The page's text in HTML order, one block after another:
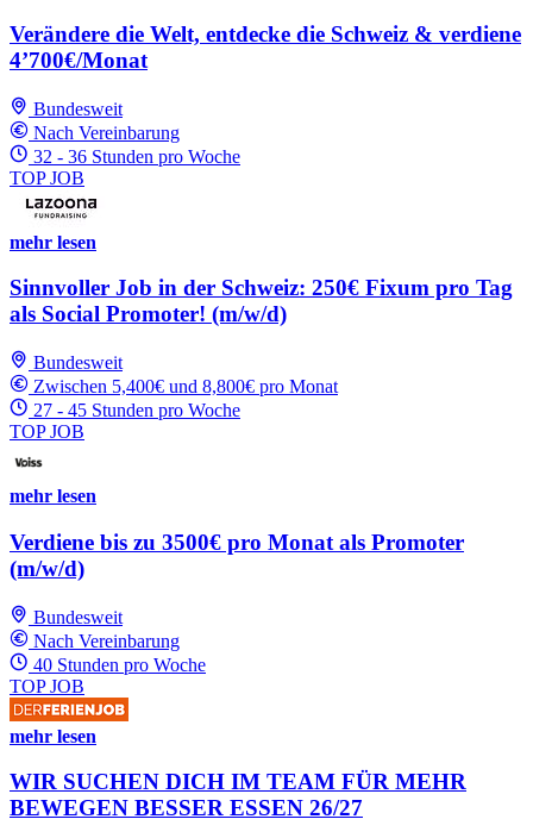
Verändere die Welt, entdecke die Schweiz & verdiene
4’700€/Monat
Bundesweit
Nach Vereinbarung
32 - 36 Stunden pro Woche
TOP JOB
mehr lesen
Sinnvoller Job in der Schweiz: 250€ Fixum pro Tag
als Social Promoter! (m/w/d)
Bundesweit
Zwischen 5,400€ und 8,800€ pro Monat
27 - 45 Stunden pro Woche
TOP JOB
mehr lesen
Verdiene bis zu 3500€ pro Monat als Promoter
(m/w/d)
Bundesweit
Nach Vereinbarung
40 Stunden pro Woche
TOP JOB
mehr lesen
WIR SUCHEN DICH IM TEAM FÜR MEHR
BEWEGEN BESSER ESSEN 26/27